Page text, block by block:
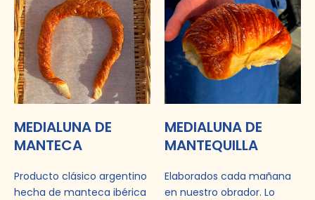
MEDIALUNA DE
MANTECA
Producto clásico argentino
hecha de manteca ibérica
MEDIALUNA DE
MANTEQUILLA
Elaborados cada mañana
en nuestro obrador. Lo